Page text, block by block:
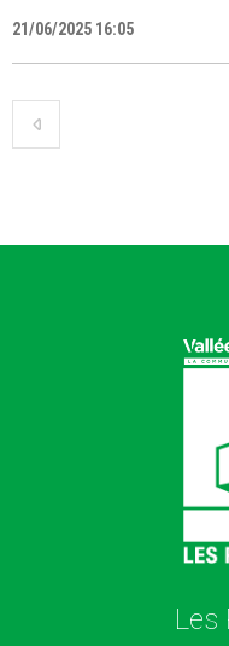
21/06/2025 16:05
Les